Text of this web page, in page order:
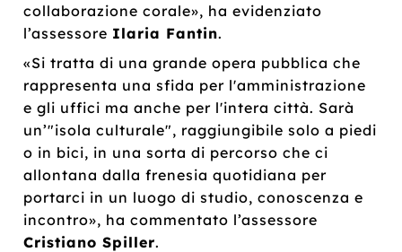
collaborazione corale», ha evidenziato
l’assessore Ilaria Fantin.
«Si tratta di una grande opera pubblica che
rappresenta una sfida per l'amministrazione
e gli uffici ma anche per l'intera città. Sarà
un’"isola culturale", raggiungibile solo a piedi
o in bici, in una sorta di percorso che ci
allontana dalla frenesia quotidiana per
portarci in un luogo di studio, conoscenza e
incontro», ha commentato l’assessore
Cristiano Spiller.